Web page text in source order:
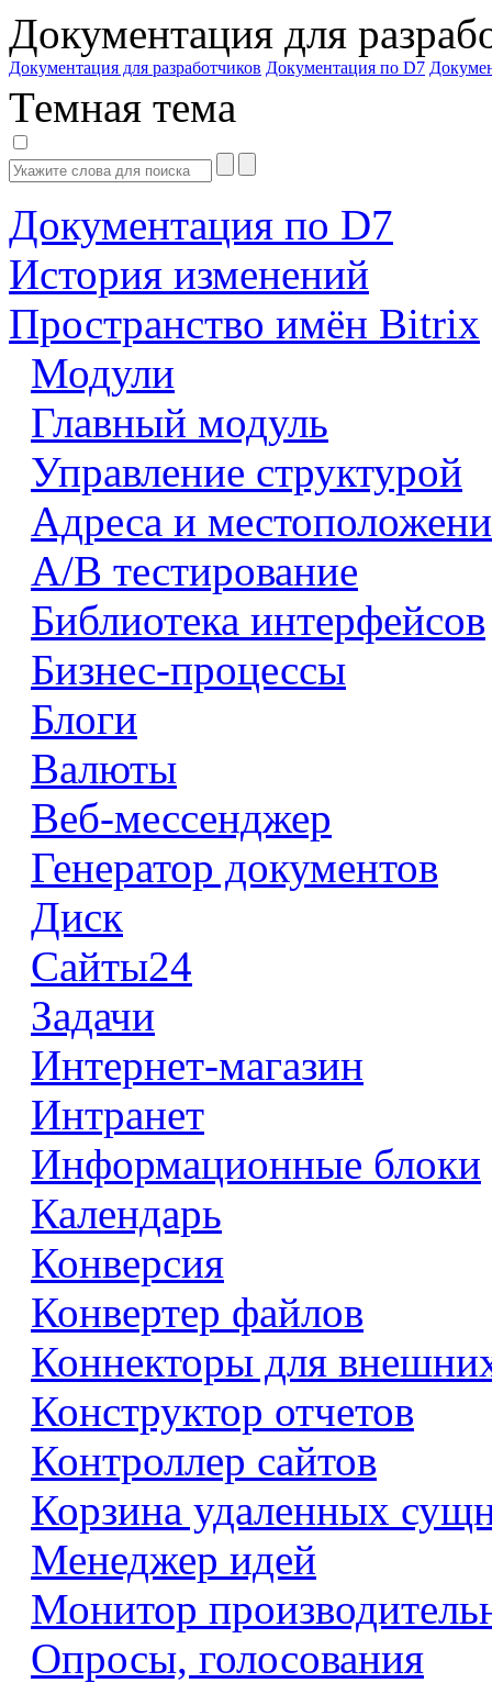
Документация для
Документация для разработчиков Документация по D7
Темная тема
Документация по D7
История изменений
Пространство имён Bitrix
Модули
Главный модуль
Управление структурой
Адреса и
А/В тестирование
Библиотека интерфейсов
Бизнес-процессы
Блоги
Валюты
Веб-мессенджер
Генератор документов
Диск
Сайты24
Задачи
Интернет-магазин
Интранет
Информационные блоки
Календарь
Конверсия
Конвертер файлов
Коннекторы для
Конструктор отчетов
Контроллер сайтов
Корзина удаленных
Менеджер идей
Монитор
Опросы, голосования